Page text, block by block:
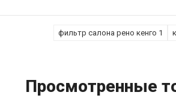
фильтр салона рено кенго 1
Просмотренные